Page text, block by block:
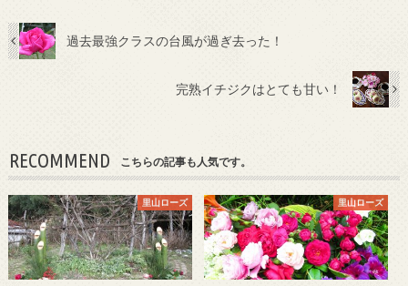
過去最強クラスの台風が過ぎ去った！
完熟イチジクはとても甘い！
RECOMMEND こちらの記事も人気です。
里山ローズ 里山ローズ